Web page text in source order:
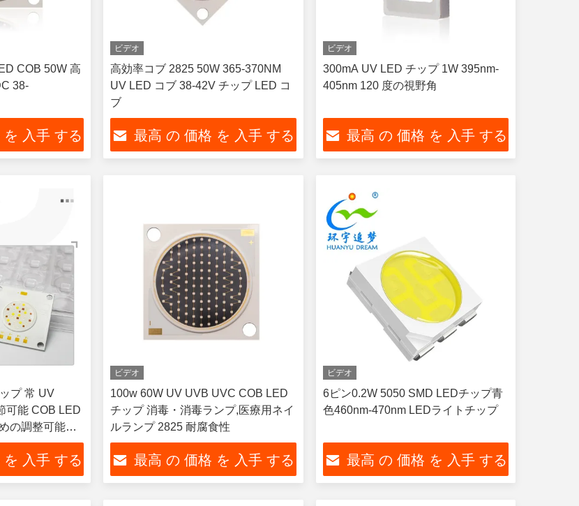
COB 50W 高
38-
入手 する
ビデオ
高効率コブ 2825 50W 365-370NM
UV LED コブ 38-42V チップ LED コ
ブ
最高 の 価格 を 入手 する
ビデオ
300mA UV LED チップ 1W 395nm-
405nm 120 度の視野角
最高 の 価格 を 入手 する
プ 常 UV
可能 COB LED
の調整可能な
イト アクアリ
ト,環境照明
入手 する
ビデオ
100w 60W UV UVB UVC COB LED
チップ 消毒・消毒ランプ,医療用ネイ
ルランプ 2825 耐腐食性
最高 の 価格 を 入手 する
ビデオ
6ピン0.2W 5050 SMD LEDチップ青
色460nm-470nm LEDライトチップ
最高 の 価格 を 入手 する